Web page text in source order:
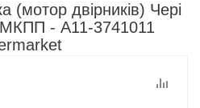
(мотор двірників) Чері
- A11-3741011